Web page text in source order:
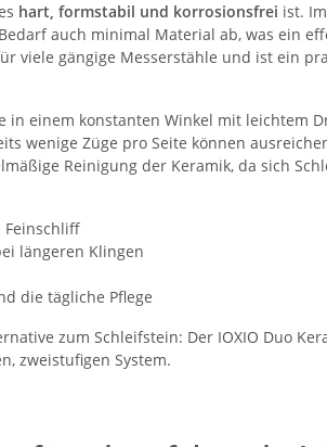
hart, formstabil und korrosionsfrei ist.
auch minimal Material ab, was ein
viele gängige Messerstähle und ist ein
einem konstanten Winkel mit leichtem
wenige Züge pro Seite können
Reinigung der Keramik, da sich
Feinschliff
längeren Klingen
die tägliche Pflege
zum Schleifstein: Der IOXIO Duo
zweistufigen System.